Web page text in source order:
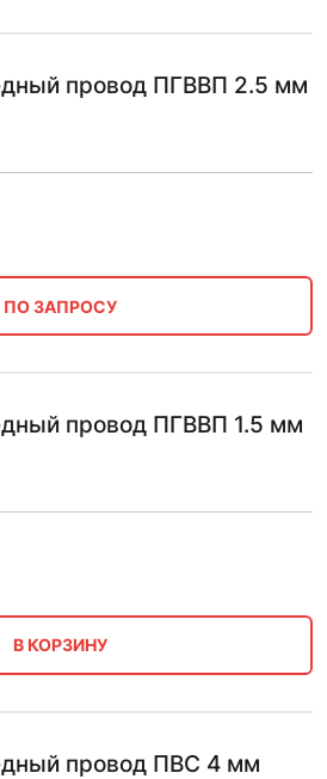
провод ПГВВП 2.5 мм
ПО ЗАПРОСУ
провод ПГВВП 1.5 мм
В КОРЗИНУ
провод ПВС 4 мм